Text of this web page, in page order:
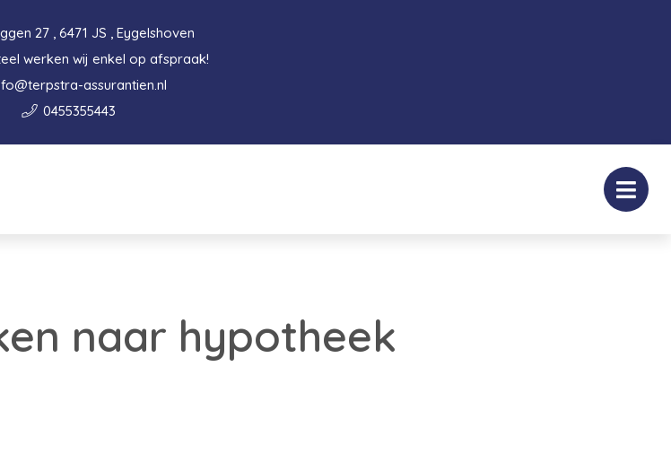
27 , 6471 JS , Eygelshoven
werken wij enkel op afspraak!
assurantien.nl
0455355443
naar hypotheek